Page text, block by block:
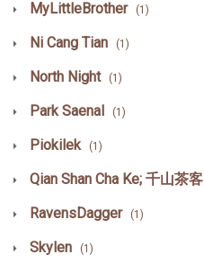
MyLittleBrother (1)
Ni Cang Tian (1)
North Night (1)
Park Saenal (1)
Piokilek (1)
Qian Shan Cha Ke; 千山茶客
RavensDagger (1)
Skylen (1)